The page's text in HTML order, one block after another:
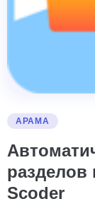
АРАМА
разделов
Scoder